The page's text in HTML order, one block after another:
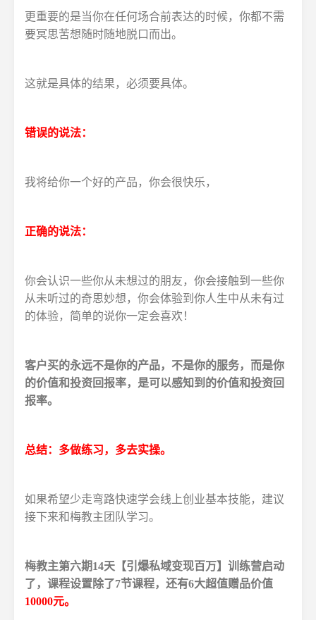
更重要的是当你在任何场合前表达的时候，你都不需
要冥思苦想随时随地脱口而出。
这就是具体的结果，必须要具体。
错误的说法：
我将给你一个好的产品，你会很快乐，
正确的说法：
你会认识一些你从未想过的朋友，你会接触到一些你
从未听过的奇思妙想，你会体验到你人生中从未有过
的体验，简单的说你一定会喜欢！
客户买的永远不是你的产品，不是你的服务，而是你
的价值和投资回报率，是可以感知到的价值和投资回
报率。
总结：多做练习，多去实操。
如果希望少走弯路快速学会线上创业基本技能，建议
接下来和梅教主团队学习。
梅教主第六期14天【引爆私域变现百万】训练营启动
了，课程设置除了7节课程，还有6大超值赠品价值
10000元。